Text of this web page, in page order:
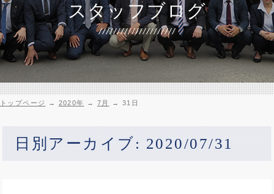
スタッフブログ
トップページ → 2020年 → 7月 → 31日
日別アーカイブ: 2020/07/31